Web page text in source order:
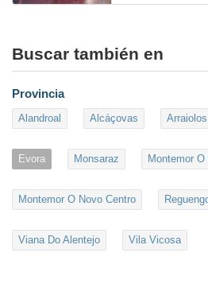
Buscar también en
Provincia
Alandroal Alcáçovas Arraiolos
Evora Monsaraz Montemor O
Montemor O Novo Centro
Viana Do Alentejo Vila Vicosa